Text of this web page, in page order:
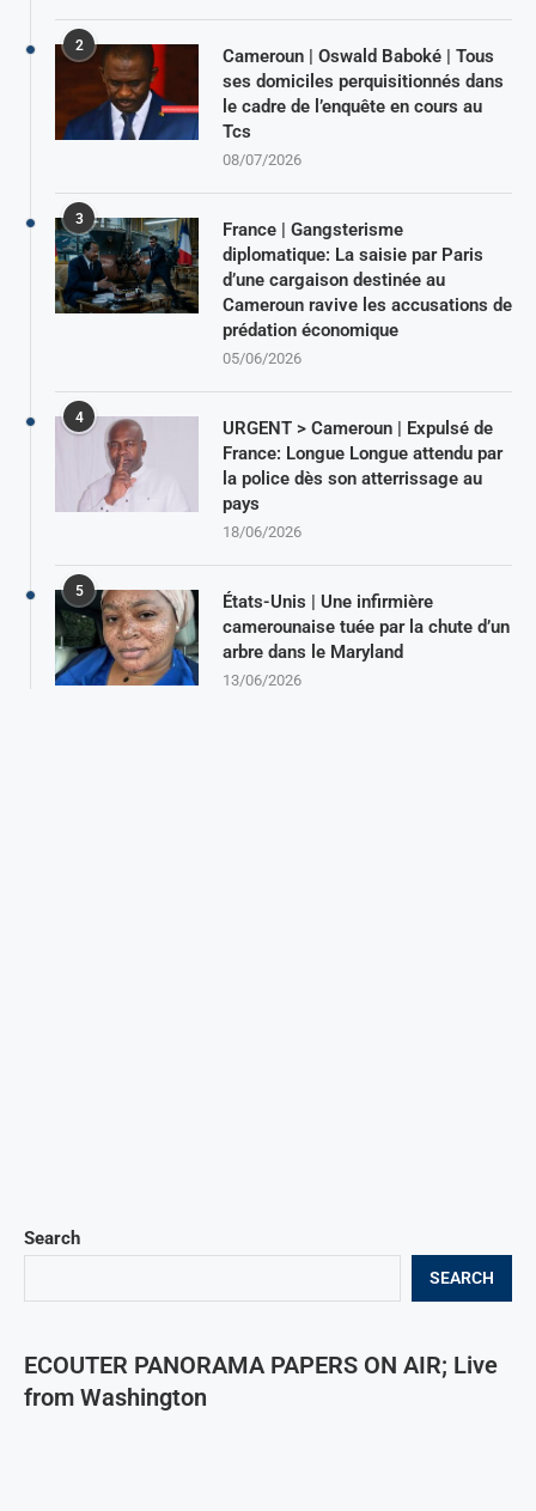
Search
SEARCH
ECOUTER PANORAMA PAPERS ON AIR; Live
from Washington
2
Cameroun | Oswald Baboké | Tous
ses domiciles perquisitionnés dans
le cadre de l’enquête en cours au
Tcs
08/07/2026
3
France | Gangsterisme
diplomatique: La saisie par Paris
d’une cargaison destinée au
Cameroun ravive les accusations de
prédation économique
05/06/2026
4
URGENT > Cameroun | Expulsé de
France: Longue Longue attendu par
la police dès son atterrissage au
pays
18/06/2026
5
États-Unis | Une infirmière
camerounaise tuée par la chute d’un
arbre dans le Maryland
13/06/2026